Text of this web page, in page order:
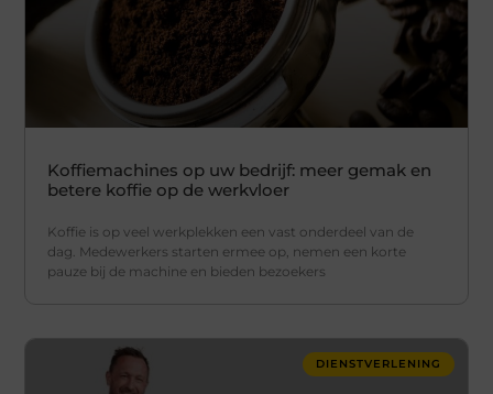
Koffiemachines op uw bedrijf: meer gemak en
betere koffie op de werkvloer
Koffie is op veel werkplekken een vast onderdeel van de
dag. Medewerkers starten ermee op, nemen een korte
pauze bij de machine en bieden bezoekers
DIENSTVERLENING